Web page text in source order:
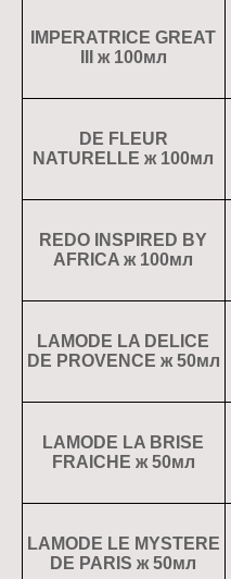
IMPERATRICE GREAT
III ж 100мл
DE FLEUR
NATURELLE ж 100мл
REDO INSPIRED BY
AFRICA ж 100мл
LAMODE LA DELICE
DE PROVENCE ж 50мл
LAMODE LA BRISE
FRAICHE ж 50мл
LAMODE LE MYSTERE
DE PARIS ж 50мл